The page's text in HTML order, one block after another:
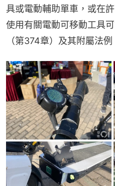
具或電動輔助單車，或在
使用有關電動可移動工具
（第374章）及其附屬法